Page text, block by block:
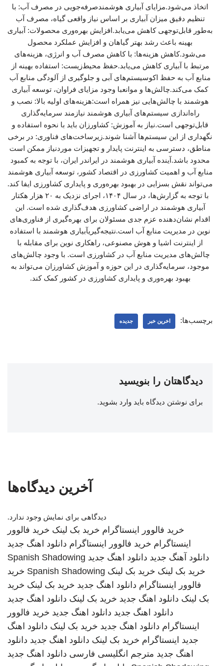
اتخاذ می‌شود.مزایای آبیاری هوشمندصرفه‌جویی در مصرف آب: با
تنظیم دقیق میزان آبیاری بر اساس نیاز واقعی گیاه، مصرف آب
به‌طور قابل‌توجهی کاهش می‌یابد.افزایش بهره‌وری محصولات: آبیاری
بهینه باعث رشد بهتر گیاهان و افزایش عملکرد محصول
می‌شود.کاهش هزینه‌ها: با کاهش مصرف آب و انرژی، هزینه‌های
مرتبط با آبیاری کاهش می‌یابد.حفظ محیط‌زیست: استفاده بهینه از
منابع آب به حفظ اکوسیستم‌های آبی و جلوگیری از آلودگی منابع آب
کمک می‌کند.چالش‌ها و موانعبا وجود مزایای فراوان، توسعه آبیاری
هوشمند با چالش‌هایی نیز همراه است:هزینه‌های اولیه بالا: نصب و
راه‌اندازی سیستم‌های آبیاری هوشمند نیازمند سرمایه‌گذاری
قابل‌توجهی است.نیاز به آموزش: کشاورزان باید با نحوه استفاده و
نگهداری از این سیستم‌ها آشنا شوند.زیرساخت‌های فناوری: در برخی
مناطق، دسترسی به اینترنت پایدار و تجهیزات موردنیاز ممکن است
محدود باشد.آینده آبیاری هوشمند در ایراندر ایران، با توجه به کمبود
منابع آب و اهمیت کشاورزی در اقتصاد کشور، توسعه آبیاری هوشمند
می‌تواند نقش بسزایی در بهبود بهره‌وری و پایداری کشاورزی ایفا کند.
با توجه به گزارش‌ها، در سال ۱۴۰۴، اجرای نزدیک به ۲۰ هزار هکتار
آبیاری هوشمند در اراضی کشاورزی هدف‌گذاری شده است. این
اقدام نشان‌دهنده عزم جدی مسئولان برای بهره‌گیری از فناوری‌های
نوین در مدیریت منابع آب است.نتیجه‌گیریآبیاری هوشمند با استفاده
از اینترنت اشیا و هوش مصنوعی، راهکاری نوین برای مقابله با
چالش‌های مدیریت منابع آب در کشاورزی است. با وجود چالش‌های
موجود، سرمایه‌گذاری در این حوزه و آموزش کشاورزان می‌تواند به
بهبود بهره‌وری و پایداری کشاورزی در کشور کمک کند.
برچسب‌ها: اخرین خبر جدیده
دیدگاهتان را بنویسید
برای نوشتن دیدگاه باید وارد بشوید.
آخرین دیدگاه‌ها
دیدگاهی برای نمایش وجود ندارد.
خرید فالوور اینستاگرام خرید بک لینک خرید فالوور
اینستاگرام خرید فالوور اینستاگرام دانلود اهنگ جدید
دانلود آهنگ جدید دانلود اهنگ جدید Spanish Shadowing
خرید بک لینک خرید بک لینک Spanish Shadowing خرید
فالوور اینستاگرام دانلود اهنگ جدید خرید بک لینک خرید
بک لینک دانلود اهنگ جدید خرید بک لینک دانلود اهنگ جدید
دانلود اهنگ جدید دانلود اهنگ جدید خرید فالوور
اینستاگرام دانلود اهنگ جدید خرید بک لینک دانلود اهنگ
جدید اینستاگرام خرید بک لینک دانلود اهنگ جدید دانلود
اهنگ جدید مترجم انگلیسی فارسی دانلود اهنگ جدید